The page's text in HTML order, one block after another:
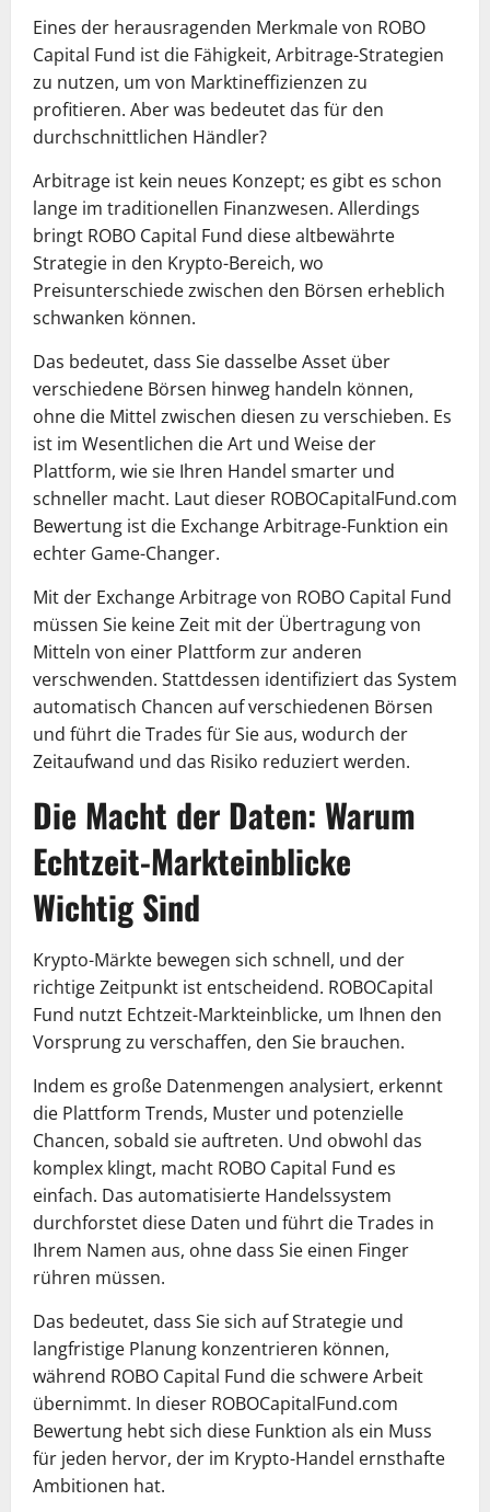
Eines der herausragenden Merkmale von ROBO
Capital Fund ist die Fähigkeit, Arbitrage-Strategien
zu nutzen, um von Marktineffizienzen zu
profitieren. Aber was bedeutet das für den
durchschnittlichen Händler?
Arbitrage ist kein neues Konzept; es gibt es schon
lange im traditionellen Finanzwesen. Allerdings
bringt ROBO Capital Fund diese altbewährte
Strategie in den Krypto-Bereich, wo
Preisunterschiede zwischen den Börsen erheblich
schwanken können.
Das bedeutet, dass Sie dasselbe Asset über
verschiedene Börsen hinweg handeln können,
ohne die Mittel zwischen diesen zu verschieben. Es
ist im Wesentlichen die Art und Weise der
Plattform, wie sie Ihren Handel smarter und
schneller macht. Laut dieser ROBOCapitalFund.com
Bewertung ist die Exchange Arbitrage-Funktion ein
echter Game-Changer.
Mit der Exchange Arbitrage von ROBO Capital Fund
müssen Sie keine Zeit mit der Übertragung von
Mitteln von einer Plattform zur anderen
verschwenden. Stattdessen identifiziert das System
automatisch Chancen auf verschiedenen Börsen
und führt die Trades für Sie aus, wodurch der
Zeitaufwand und das Risiko reduziert werden.
Die Macht der Daten: Warum
Echtzeit-Markteinblicke
Wichtig Sind
Krypto-Märkte bewegen sich schnell, und der
richtige Zeitpunkt ist entscheidend. ROBOCapital
Fund nutzt Echtzeit-Markteinblicke, um Ihnen den
Vorsprung zu verschaffen, den Sie brauchen.
Indem es große Datenmengen analysiert, erkennt
die Plattform Trends, Muster und potenzielle
Chancen, sobald sie auftreten. Und obwohl das
komplex klingt, macht ROBO Capital Fund es
einfach. Das automatisierte Handelssystem
durchforstet diese Daten und führt die Trades in
Ihrem Namen aus, ohne dass Sie einen Finger
rühren müssen.
Das bedeutet, dass Sie sich auf Strategie und
langfristige Planung konzentrieren können,
während ROBO Capital Fund die schwere Arbeit
übernimmt. In dieser ROBOCapitalFund.com
Bewertung hebt sich diese Funktion als ein Muss
für jeden hervor, der im Krypto-Handel ernsthafte
Ambitionen hat.